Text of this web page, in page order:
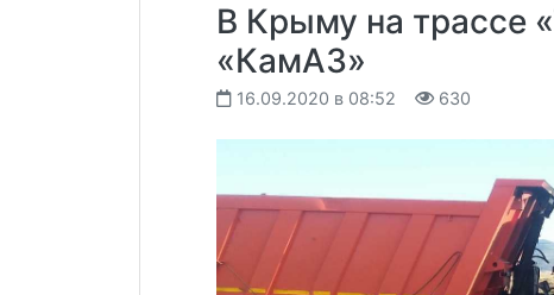
В Крыму на трассе
«КамАЗ»
16.09.2020 в 08:52 630